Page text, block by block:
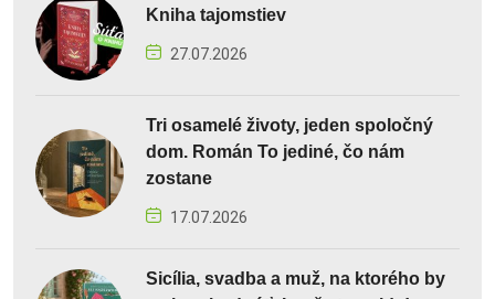
Kniha tajomstiev
27.07.2026
Tri osamelé životy, jeden spoločný
dom. Román To jediné, čo nám
zostane
17.07.2026
Sicília, svadba a muž, na ktorého by